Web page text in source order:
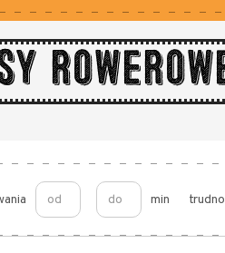
min